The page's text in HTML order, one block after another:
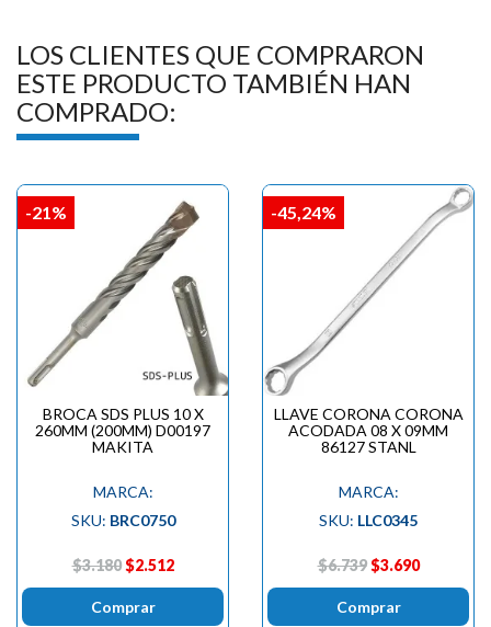
LOS CLIENTES QUE COMPRARON
ESTE PRODUCTO TAMBIÉN HAN
COMPRADO:
BROCA SDS PLUS 10 X
260MM (200MM) D00197
MAKITA
MARCA:
SKU: BRC0750
$3.180 $2.512
Comprar
-21%
LLAVE CORONA CORONA
ACODADA 08 X 09MM
86127 STANL
MARCA:
SKU: LLC0345
$6.739 $3.690
Comprar
-45,24%